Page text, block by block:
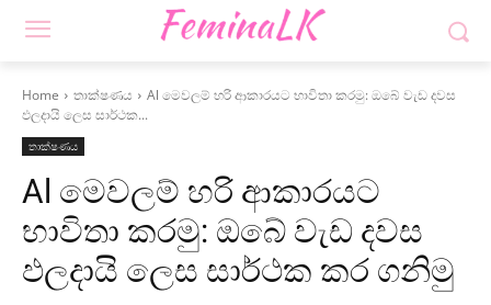
Home තාක්ෂණය
Al මෙවලම් හරි ආකාරයට භාවිතා කරමු: ඔබේ වැඩ දවස
ඵලදායි ලෙස සාර්ථක...
තාක්ෂණය
Al මෙවලම් හරි ආකාරයට
භාවිතා කරමු: ඔබේ වැඩ දවස
ඵලදායි ලෙස සාර්ථක කර ගනිමු